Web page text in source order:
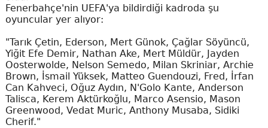
Fenerbahçe'nin UEFA'ya bildirdiği kadroda şu
oyuncular yer alıyor:
"Tarık Çetin, Ederson, Mert Günok, Çağlar Söyüncü,
Yiğit Efe Demir, Nathan Ake, Mert Müldür, Jayden
Oosterwolde, Nelson Semedo, Milan Skriniar, Archie
Brown, İsmail Yüksek, Matteo Guendouzi, Fred, İrfan
Can Kahveci, Oğuz Aydın, N'Golo Kante, Anderson
Talisca, Kerem Aktürkoğlu, Marco Asensio, Mason
Greenwood, Vedat Muric, Anthony Musaba, Sidiki
Cherif."